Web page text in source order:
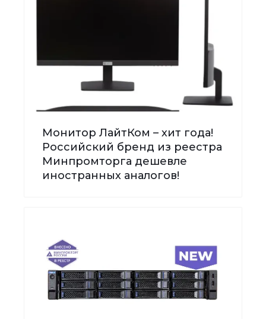
Монитор ЛайтКом – хит года!
Российский бренд из реестра
Минпромторга дешевле
иностранных аналогов!